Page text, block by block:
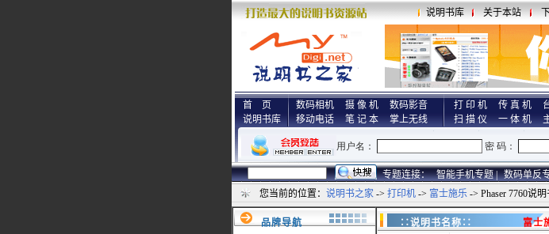
说明书库 关于本站
首 页
说明书库
数码相机 摄 像 机
数码影音
移动电话
笔 记 本 掌上无线
打 印 机 传 真 机
扫 描 仪
一 体 机
专题连接： 智能手机专题 | 数码单反
您当前的位置： 说明书之家 -> 打印机 -> 富士施乐 -> Phaser 7760说
品牌导航
∷说明书名称∷ 富士